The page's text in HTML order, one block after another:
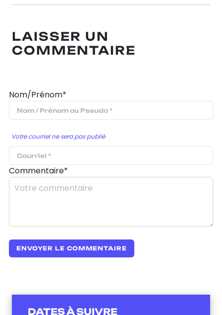
LAISSER UN
COMMENTAIRE
Nom/Prénom*
Votre courriel ne sera pas publié
Commentaire*
DATES À SUIVRE